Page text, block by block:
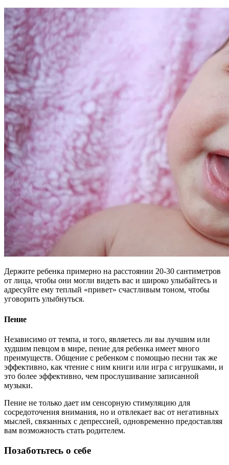
Держите ребенка примерно на расстоянии 20-30 сантиметров
от лица, чтобы они могли видеть вас и широко улыбайтесь и
адресуйте ему теплый «привет» счастливым тоном, чтобы
уговорить улыбнуться.
Пение
Независимо от темпа, и того, являетесь ли вы лучшим или
худшим певцом в мире, пение для ребенка имеет много
преимуществ. Общение с ребенком с помощью песни так же
эффективно, как чтение с ним книги или игра с игрушками, и
это более эффективно, чем прослушивание записанной
музыки.
Пение не только дает им сенсорную стимуляцию для
сосредоточения внимания, но и отвлекает вас от негативных
мыслей, связанных с депрессией, одновременно предоставляя
вам возможность стать родителем.
Позаботьтесь о себе